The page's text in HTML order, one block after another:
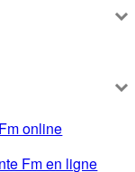
online
Fm en ligne